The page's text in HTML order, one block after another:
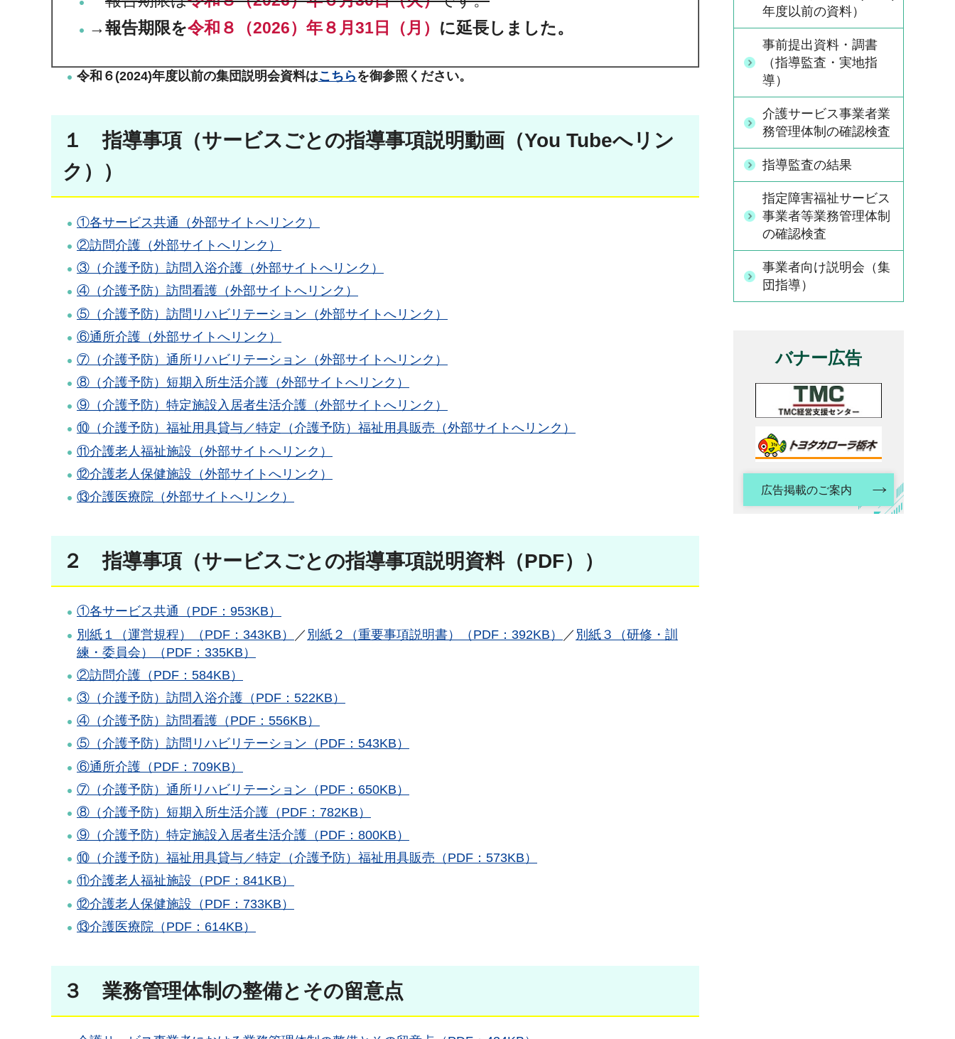
→報告期限を令和８（2026）年８月31日（月） に延長しました。
令和６(2024)年度以前の集団説明会資料はこちらを御参照ください。
１ 指導事項（サービスごとの指導事項説明動画（You Tubeへリン
ク））
①各サービス共通（外部サイトへリンク）
②訪問介護（外部サイトへリンク）
③（介護予防）訪問入浴介護（外部サイトへリンク）
④（介護予防）訪問看護（外部サイトへリンク）
⑤（介護予防）訪問リハビリテーション（外部サイトへリンク）
⑥通所介護（外部サイトへリンク）
⑦（介護予防）通所リハビリテーション（外部サイトへリンク）
⑧（介護予防）短期入所生活介護（外部サイトへリンク）
⑨（介護予防）特定施設入居者生活介護（外部サイトへリンク）
⑩（介護予防）福祉用具貸与／特定（介護予防）福祉用具販売（外部サイトへリンク）
⑪介護老人福祉施設（外部サイトへリンク）
⑫介護老人保健施設（外部サイトへリンク）
⑬介護医療院（外部サイトへリンク）
２ 指導事項（サービスごとの指導事項説明資料（PDF））
①各サービス共通（PDF：953KB）
別紙１（運営規程）（PDF：343KB）
／ 別紙２（重要事項説明書）（PDF：392KB） ／ 別紙３（研修・訓
練・委員会）（PDF：335KB）
②訪問介護（PDF：584KB）
③（介護予防）訪問入浴介護（PDF：522KB）
④（介護予防）訪問看護（PDF：556KB）
⑤（介護予防）訪問リハビリテーション（PDF：543KB）
⑥通所介護（PDF：709KB）
⑦（介護予防）通所リハビリテーション（PDF：650KB）
⑧（介護予防）短期入所生活介護（PDF：782KB）
⑨（介護予防）特定施設入居者生活介護（PDF：800KB）
⑩（介護予防）福祉用具貸与／特定（介護予防）福祉用具販売（PDF：573KB）
⑪介護老人福祉施設（PDF：841KB）
⑫介護老人保健施設（PDF：733KB）
⑬介護医療院（PDF：614KB）
３ 業務管理体制の整備とその留意点
年度以前の資料）
事前提出資料・調書
（指導監査・実地指
導）
介護サービス事業者業
務管理体制の確認検査
指導監査の結果
指定障害福祉サービス
事業者等業務管理体制
の確認検査
事業者向け説明会（集
団指導）
バナー広告
広告掲載のご案内